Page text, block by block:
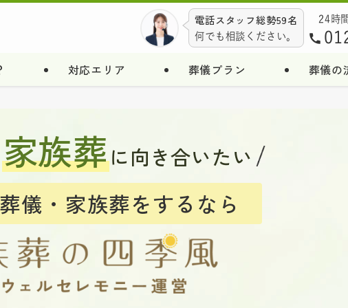
対応エリア 葬儀プラン 葬儀の
電話スタッフ総勢59名
何でも相談ください。
24時
家族葬に向き合いたい
儀・家族葬をするなら